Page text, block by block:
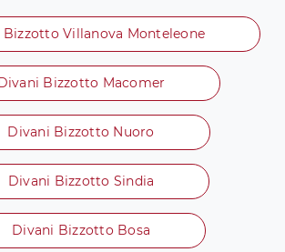
Bizzotto Villanova Monteleone
Bizzotto Macomer
Divani Bizzotto Nuoro
Divani Bizzotto Sindia
Divani Bizzotto Bosa